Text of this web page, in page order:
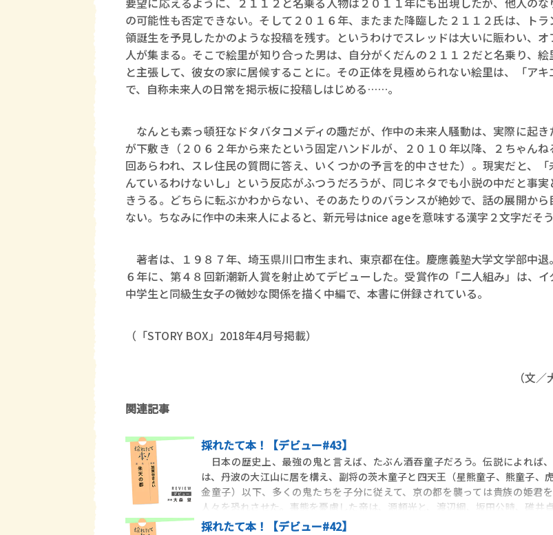
の可能性も否定できない。そして２０１６年、またまた降臨した２１１２氏は、トラ
領誕生を予見したかのような投稿を残す。というわけでスレッドは大いに賑わい、オ
人が集まる。そこで絵里が知り合った男は、自分がくだんの２１１２だと名乗り、絵
と主張して、彼女の家に居候することに。その正体を見極められない絵里は、「アキ
で、自称未来人の日常を掲示板に投稿しはじめる……。
なんとも素っ頓狂なドタバタコメディの趣だが、作中の未来人騒動は、実際に起き
が下敷き（２０６２年から来たという固定ハンドルが、２０１０年以降、２ちゃんね
回あらわれ、スレ住民の質問に答え、いくつかの予言を的中させた）。現実だと、「
んているわけないし」という反応がふつうだろうが、同じネタでも小説の中だと事実
きうる。どちらに転ぶかわからない、そのあたりのバランスが絶妙で、話の展開から
ない。ちなみに作中の未来人によると、新元号はnice ageを意味する漢字２文字だそう
著者は、１９８７年、埼玉県川口市生まれ、東京都在住。慶應義塾大学文学部中退
６年に、第４８回新潮新人賞を射止めてデビューした。受賞作の「二人組み」は、イ
中学生と同級生女子の微妙な関係を描く中編で、本書に併録されている。
（「STORY BOX」2018年4月号掲載）
（文／
関連記事
採れたて本！【デビュー#43】
日本の歴史上、最強の鬼と言えば、たぶん酒吞童子だろう。伝説によれば
は、丹波の大江山に居を構え、副将の茨木童子と四天王（星熊童子、熊童子、虎
金童子）以下、多くの鬼たちを子分に従えて、京の都を襲っては貴族の姫君を
人々を恐れさせた。事態を憂慮した帝は、源頼光と、渡辺綱、坂田公時、碓井
季武の
採れたて本！【デビュー#42】
ロボット